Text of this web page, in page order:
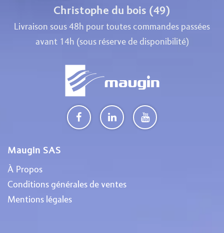
Christophe du bois (49)
Livraison sous 48h pour toutes commandes passées
avant 14h (sous réserve de disponibilité)
Maugin SAS
À Propos
Conditions générales de ventes
Mentions légales